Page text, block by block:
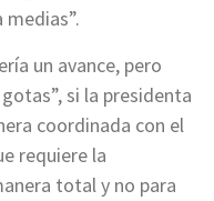
un avance, pero
si la presidenta
coordinada con el
requiere la
total y no para